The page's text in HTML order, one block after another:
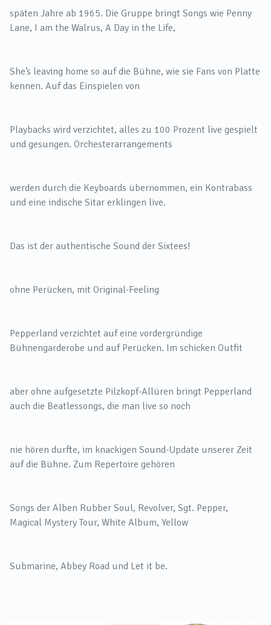
späten Jahre ab 1965. Die Gruppe bringt Songs wie Penny
Lane, I am the Walrus, A Day in the Life,
She’s leaving home so auf die Bühne, wie sie Fans von Platte
kennen. Auf das Einspielen von
Playbacks wird verzichtet, alles zu 100 Prozent live gespielt
und gesungen. Orchesterarrangements
werden durch die Keyboards übernommen, ein Kontrabass
und eine indische Sitar erklingen live.
Das ist der authentische Sound der Sixtees!
ohne Perücken, mit Original-Feeling
Pepperland verzichtet auf eine vordergründige
Bühnengarderobe und auf Perücken. Im schicken Outfit
aber ohne aufgesetzte Pilzkopf-Allüren bringt Pepperland
auch die Beatlessongs, die man live so noch
nie hören durfte, im knackigen Sound-Update unserer Zeit
auf die Bühne. Zum Repertoire gehören
Songs der Alben Rubber Soul, Revolver, Sgt. Pepper,
Magical Mystery Tour, White Album, Yellow
Submarine, Abbey Road und Let it be.